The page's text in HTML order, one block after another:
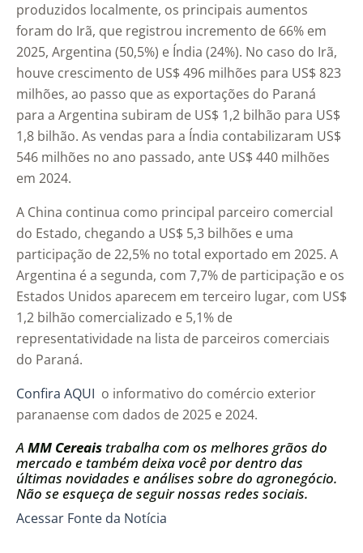
produzidos localmente, os principais aumentos
foram do Irã, que registrou incremento de 66% em
2025, Argentina (50,5%) e Índia (24%). No caso do Irã,
houve crescimento de US$ 496 milhões para US$ 823
milhões, ao passo que as exportações do Paraná
para a Argentina subiram de US$ 1,2 bilhão para US$
1,8 bilhão. As vendas para a Índia contabilizaram US$
546 milhões no ano passado, ante US$ 440 milhões
em 2024.
A China continua como principal parceiro comercial
do Estado, chegando a US$ 5,3 bilhões e uma
participação de 22,5% no total exportado em 2025. A
Argentina é a segunda, com 7,7% de participação e os
Estados Unidos aparecem em terceiro lugar, com US$
1,2 bilhão comercializado e 5,1% de
representatividade na lista de parceiros comerciais
do Paraná.
Confira AQUI o informativo do comércio exterior
paranaense com dados de 2025 e 2024.
A MM Cereais trabalha com os melhores grãos do
mercado e também deixa você por dentro das
últimas novidades e análises sobre do agronegócio.
Não se esqueça de seguir nossas redes sociais.
Acessar Fonte da Notícia